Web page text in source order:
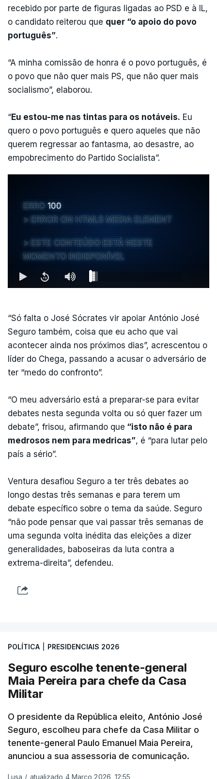
recebido por parte de figuras ligadas ao PSD e à IL,
o candidato reiterou que quer “o apoio do povo
português”.
“A minha comissão de honra é o povo português, é
o povo que não quer mais PS, que não quer mais
socialismo”, elaborou.
“Eu estou-me nas tintas para os notáveis. Eu
quero o povo português e quero aqueles que não
querem regressar ao fantasma, ao desastre, ao
empobrecimento do Partido Socialista”.
ERRO 100
ERROR ON HTML5 MEDIA ELEMENT
ESTE CONTEÚDO ESTÁ NESTE
MOMENTO INDISPONÍVEL
“Só falta o José Sócrates vir apoiar António José
Seguro também, coisa que eu acho que vai
acontecer ainda nos próximos dias”, acrescentou o
líder do Chega, passando a acusar o adversário de
ter “medo do confronto”.
“O meu adversário está a preparar-se para evitar
debates nesta segunda volta ou só quer fazer um
debate”, frisou, afirmando que “isto não é para
medrosos nem para medricas”, é “para lutar pelo
país a sério”.
Ventura desafiou Seguro a ter três debates ao
longo destas três semanas e para terem um
debate específico sobre o tema da saúde. Seguro
“não pode pensar que vai passar três semanas de
uma segunda volta inédita das eleições a dizer
generalidades, baboseiras da luta contra a
extrema-direita”, defendeu.
POLÍTICA PRESIDENCIAIS 2026
Seguro escolhe tenente-general
Maia Pereira para chefe da Casa
Militar
O presidente da República eleito, António José
Seguro, escolheu para chefe da Casa Militar o
tenente-general Paulo Emanuel Maia Pereira,
anunciou a sua assessoria de comunicação.
Lusa / atualizado 4 Março 2026, 12:55